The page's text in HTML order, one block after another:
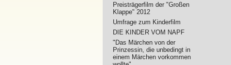
Preisträgerfilm der "Großen
Klappe" 2012
Umfrage zum Kinderfilm
DIE KINDER VOM NAPF
"Das Märchen von der
Prinzessin, die unbedingt in
einem Märchen vorkommen